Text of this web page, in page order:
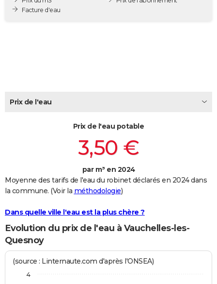
Destinations
City break
Voyage nature
Voyage de noces
Forum
Climat
PHOTO
Bricolage
Lifestyle
Culture
Sport
Auto
Television
Voyage
Cinema
Facture d'eau
Prix de l'eau
Prix de l'eau potable
3,50 €
par m³ en 2024
Moyenne des tarifs de l'eau du robinet déclarés en 2024 dans
la commune. (Voir la méthodologie)
Dans quelle ville l'eau est la plus chère ?
Evolution du prix de l'eau à Vauchelles-les-
Quesnoy
(source : Linternaute.com d'après l'ONSEA)
4